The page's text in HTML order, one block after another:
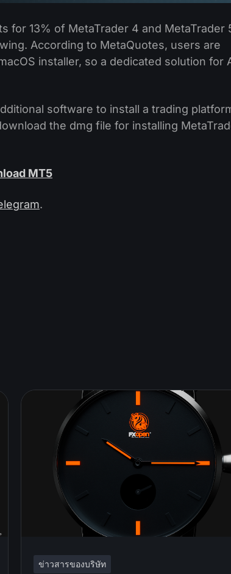
for 13% of MetaTrader 4 and MetaTrader
According to MetaQuotes, users are
installer, so a dedicated solution for
software to install a trading
the dmg file for installing
MT5
.
ข่าวสารของบริษัท